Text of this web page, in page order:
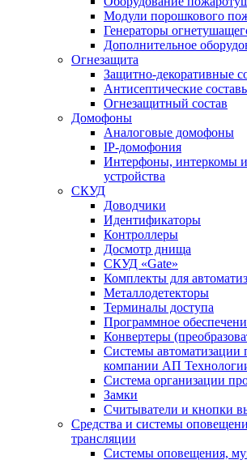
Модули порошкового
Генераторы
Дополнительное
Огнезащита
Защитно-декоративные
Антисептические
Огнезащитный состав
Домофоны
Аналоговые домофоны
IP-домофония
Интерфоны, интеркомы
устройства
СКУД
Доводчики
Идентификаторы
Контроллеры
Досмотр днища
СКУД «Gate»
Комплекты для
Металлодетекторы
Терминалы доступа
Программное
Конвертеры
Системы автоматизации
компании АП
Система организации
Замки
Считыватели и кнопки
Средства и системы
трансляции
Системы оповещения,